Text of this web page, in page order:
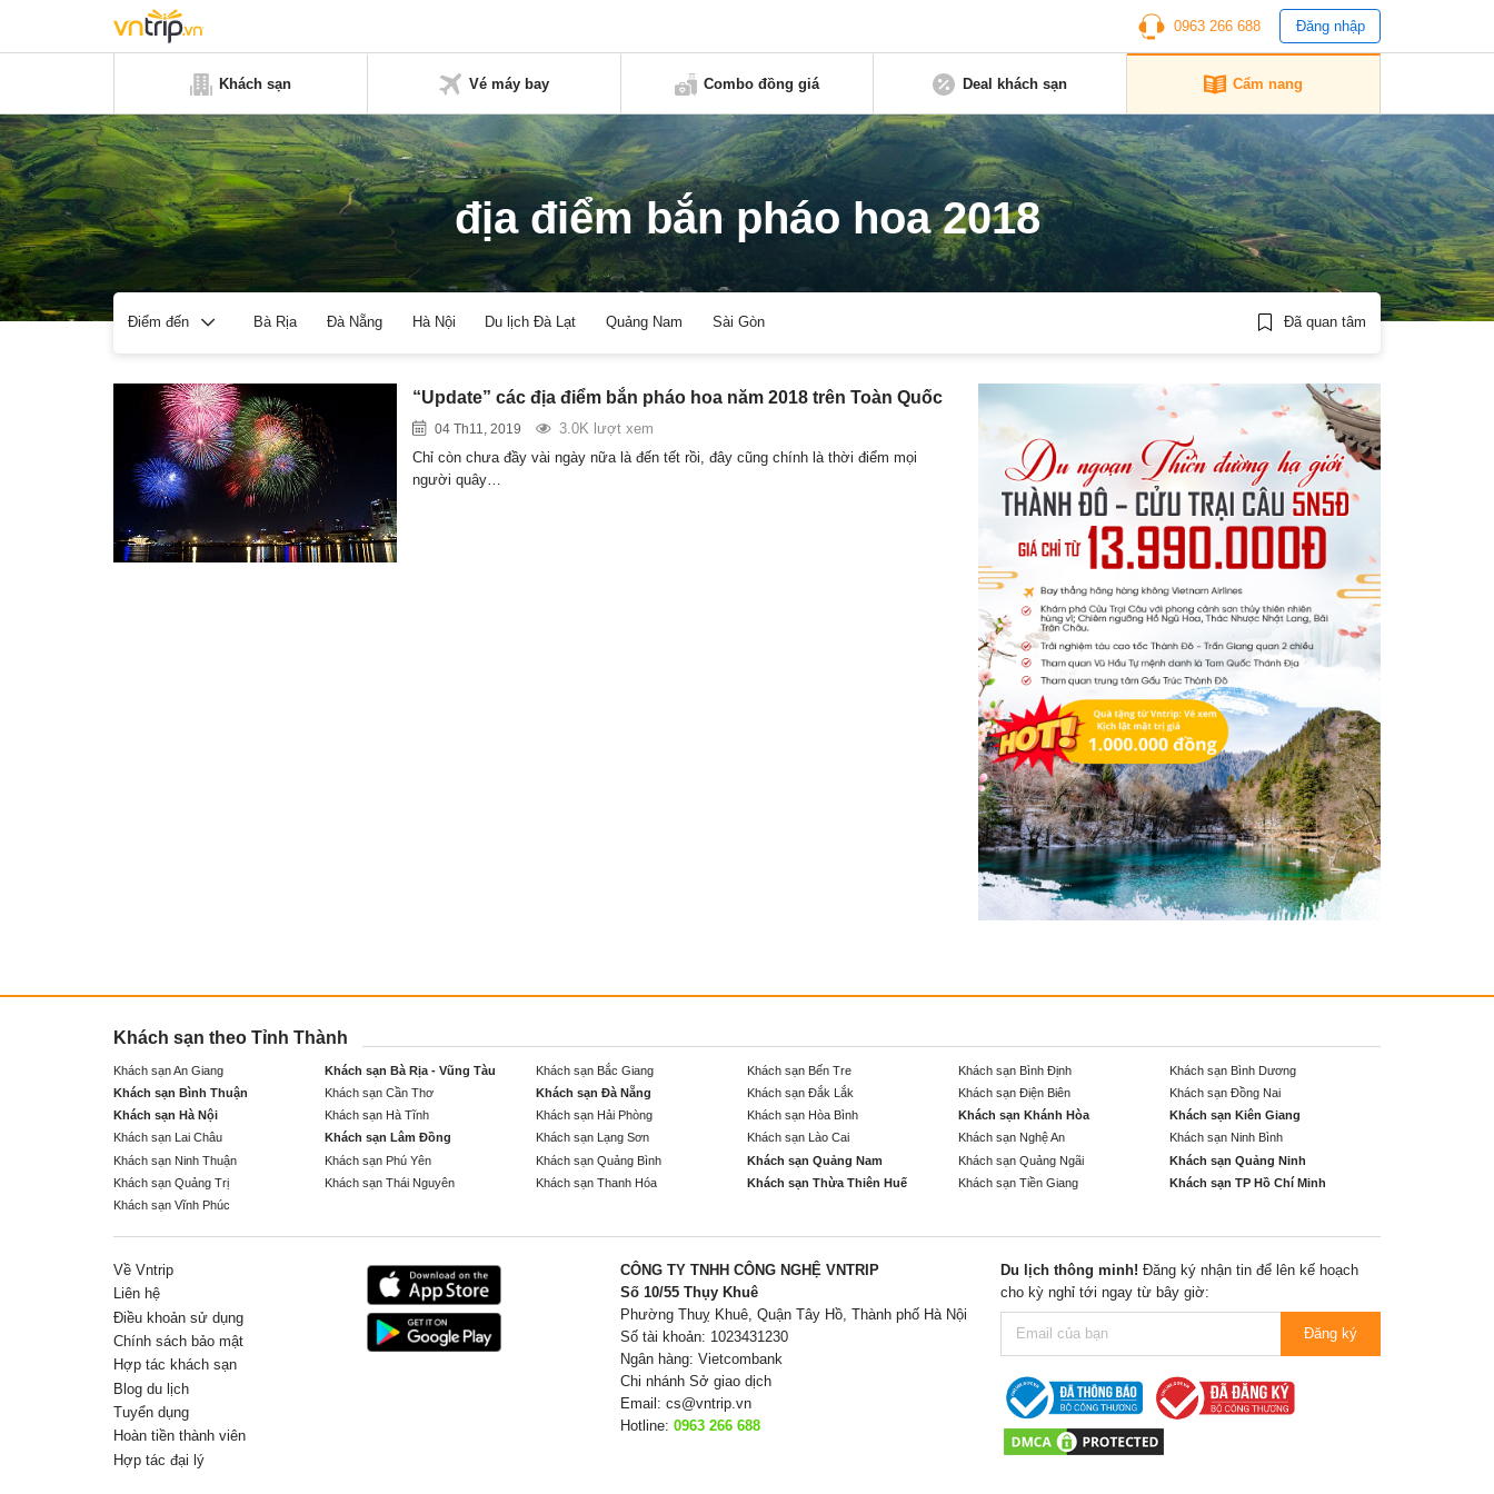
0963 266 688 Đăng nhập
Khách sạn Vé máy bay Combo đồng giá Deal khách sạn Cẩm nang
địa điểm bắn pháo hoa 2018
Điểm đến Bà Rịa Đà Nẵng Hà Nội Du lịch Đà Lạt Quảng Nam Sài Gòn Đã quan tâm
“Update” các địa điểm bắn pháo hoa năm 2018 trên Toàn Quốc
04 Th11, 2019
3.0K lượt xem
Chỉ còn chưa đầy vài ngày nữa là đến tết rồi, đây cũng chính là thời điểm mọi
người quây…
Khách sạn theo Tỉnh Thành
Khách sạn An Giang Khách sạn Bà Rịa - Vũng Tàu Khách sạn Bắc Giang Khách sạn Bến Tre Khách sạn Bình Định
Khách sạn Bình Dương
Khách sạn Bình Thuận
Khách sạn Cần Thơ Khách sạn Đà Nẵng Khách sạn Đắk Lắk Khách sạn Điện Biên
Khách sạn Đồng Nai
Khách sạn Hà Nội
Khách sạn Hà Tĩnh Khách sạn Hải Phòng Khách sạn Hòa Bình Khách sạn Khánh Hòa
Khách sạn Kiên Giang
Khách sạn Lai Châu
Khách sạn Lâm Đồng Khách sạn Lạng Sơn Khách sạn Lào Cai Khách sạn Nghệ An
Khách sạn Ninh Bình
Khách sạn Ninh Thuận
Khách sạn Phú Yên Khách sạn Quảng Bình Khách sạn Quảng Nam Khách sạn Quảng Ngãi
Khách sạn Quảng Ninh
Khách sạn Quảng Trị
Khách sạn Thái Nguyên Khách sạn Thanh Hóa Khách sạn Thừa Thiên Huế Khách sạn Tiền Giang
Khách sạn TP Hồ Chí Minh
Khách sạn Vĩnh Phúc
Về Vntrip
Liên hệ
Điều khoản sử dụng
Chính sách bảo mật
Hợp tác khách sạn
Blog du lịch
Tuyển dụng
Hoàn tiền thành viên
Hợp tác đại lý
CÔNG TY TNHH CÔNG NGHỆ VNTRIP
Số 10/55 Thụy Khuê
Phường Thuỵ Khuê, Quận Tây Hồ, Thành phố Hà Nội
Số tài khoản: 1023431230
Ngân hàng: Vietcombank
Chi nhánh Sở giao dịch
Email: cs@vntrip.vn
Hotline: 0963 266 688
Du lịch thông minh! Đăng ký nhận tin để lên kế hoạch
cho kỳ nghỉ tới ngay từ bây giờ:
Đăng ký